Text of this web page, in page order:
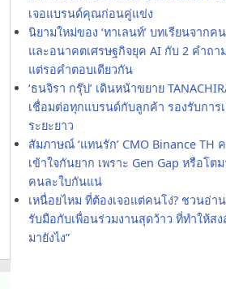
เจอแบรนด์คุณก่อนคู่แข่ง
นิยามใหม่ของ ‘ทาเลนท์’ บทเรียนจากค
และอนาคตเศรษฐกิจยุค AI กับ 2 คำถา
แต่รอคำตอบเดียวกัน
‘ธนจิรา กรุ๊ป’ เดินหน้าขยาย
เชื่อมต่อทุกแบรนด์กับลูกค้า รองรับการ
ระยะยาว
สัมภาษณ์ ‘แทนรัก’ CMO Binance TH
เข้าใจกันยาก เพราะ Gen Gap หรือโต
คนละใบกันแน่
เหนื่อยไหม ที่ต้องเจอแต่คนโง่? ชวนอ่า
รับมือกับเพื่อนร่วมงานสุดว้าว ที่ทำให้สง
มายังไง”